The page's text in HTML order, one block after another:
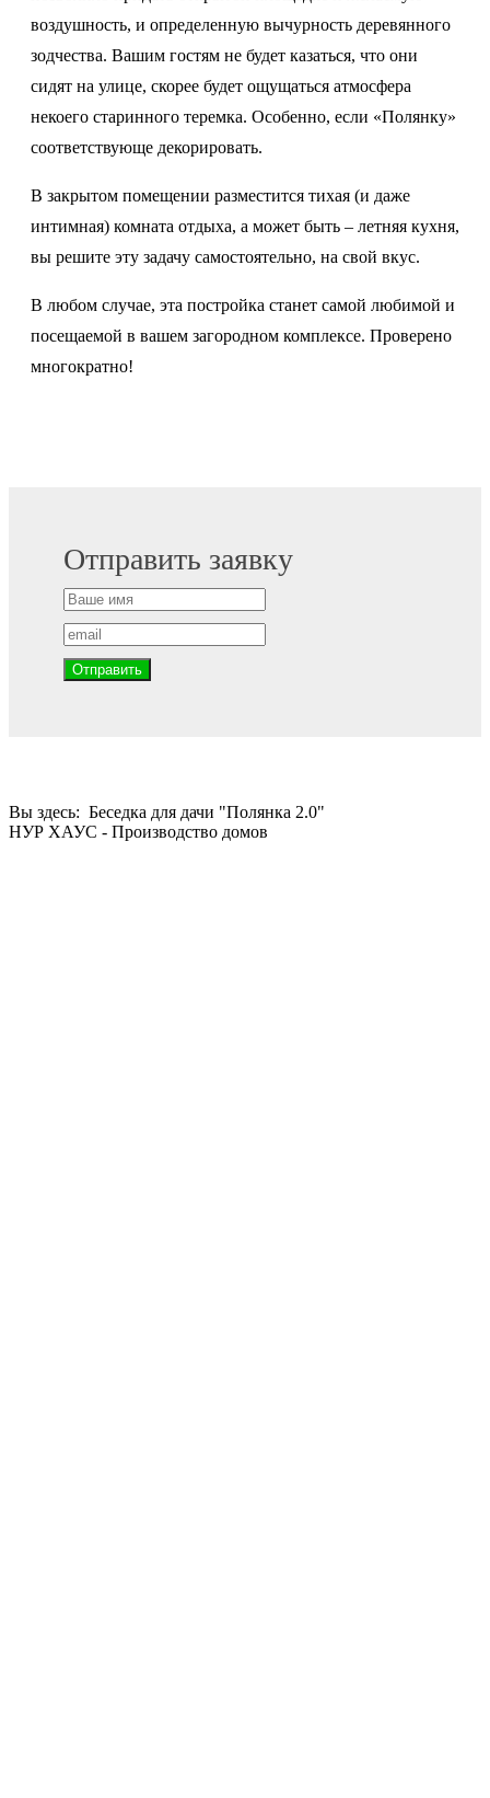
воздушность, и определенную вычурность деревянного
зодчества. Вашим гостям не будет казаться, что они
сидят на улице, скорее будет ощущаться атмосфера
некоего старинного теремка. Особенно, если «Полянку»
соответствующе декорировать.
В закрытом помещении разместится тихая (и даже
интимная) комната отдыха, а может быть – летняя кухня,
вы решите эту задачу самостоятельно, на свой вкус.
В любом случае, эта постройка станет самой любимой и
посещаемой в вашем загородном комплексе. Проверено
многократно!
Отправить заявку
Вы здесь: Беседка для дачи "Полянка 2.0"
НУР ХАУС - Производство домов